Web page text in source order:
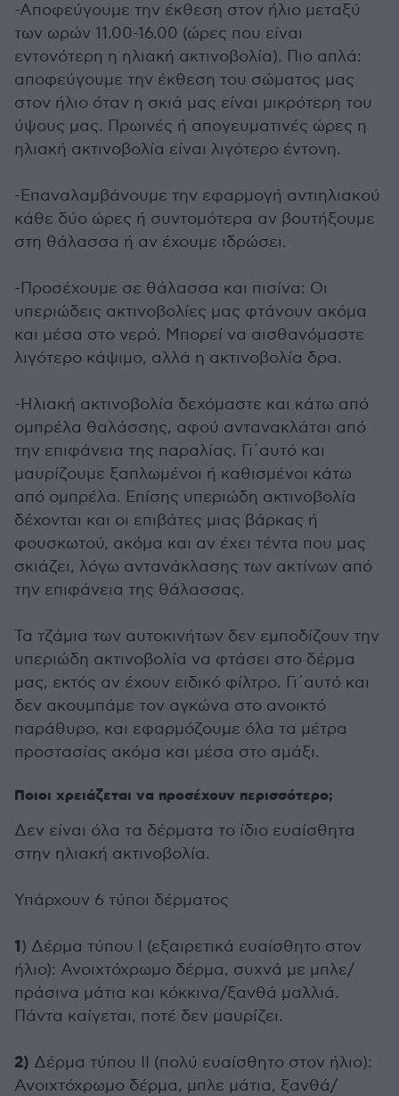
-Αποφεύγουμε την έκθεση στον ήλιο μεταξύ
των ωρών 11.00-16.00 (ώρες που είναι
εντονότερη η ηλιακή ακτινοβολία). Πιο απλά:
αποφεύγουμε την έκθεση του σώματος μας
στον ήλιο όταν η σκιά μας είναι μικρότερη του
ύψους μας. Πρωινές ή απογευματινές ώρες η
ηλιακή ακτινοβολία είναι λιγότερο έντονη.
-Επαναλαμβάνουμε την εφαρμογή αντιηλιακού
κάθε δύο ώρες ή συντομότερα αν βουτήξουμε
στη θάλασσα ή αν έχουμε ιδρώσει.
-Προσέχουμε σε θάλασσα και πισίνα: Οι
υπεριώδεις ακτινοβολίες μας φτάνουν ακόμα
και μέσα στο νερό. Μπορεί να αισθανόμαστε
λιγότερο κάψιμο, αλλά η ακτινοβολία δρα.
-Ηλιακή ακτινοβολία δεχόμαστε και κάτω από
ομπρέλα θαλάσσης, αφού αντανακλάται από
την επιφάνεια της παραλίας. Γι΄αυτό και
μαυρίζουμε ξαπλωμένοι ή καθισμένοι κάτω
από ομπρέλα. Επίσης υπεριώδη ακτινοβολία
δέχονται και οι επιβάτες μιας βάρκας ή
φουσκωτού, ακόμα και αν έχει τέντα που μας
σκιάζει, λόγω αντανάκλασης των ακτίνων από
την επιφάνεια της θάλασσας.
Τα τζάμια των αυτοκινήτων δεν εμποδίζουν την
υπεριώδη ακτινοβολία να φτάσει στο δέρμα
μας, εκτός αν έχουν ειδικό φίλτρο. Γι΄αυτό και
δεν ακουμπάμε τον αγκώνα στο ανοικτό
παράθυρο, και εφαρμόζουμε όλα τα μέτρα
προστασίας ακόμα και μέσα στο αμάξι.
Ποιοι χρειάζεται να προσέχουν περισσότερο;
Δεν είναι όλα τα δέρματα το ίδιο ευαίσθητα
στην ηλιακή ακτινοβολία.
Υπάρχουν 6 τύποι δέρματος
1) Δέρμα τύπου Ι (εξαιρετικά ευαίσθητο στον
ήλιο): Ανοιχτόχρωμο δέρμα, συχνά με μπλε/
πράσινα μάτια και κόκκινα/ξανθά μαλλιά.
Πάντα καίγεται, ποτέ δεν μαυρίζει.
2) Δέρμα τύπου II (πολύ ευαίσθητο στον ήλιο):
Ανοιχτόχρωμο δέρμα, μπλε μάτια, ξανθά/